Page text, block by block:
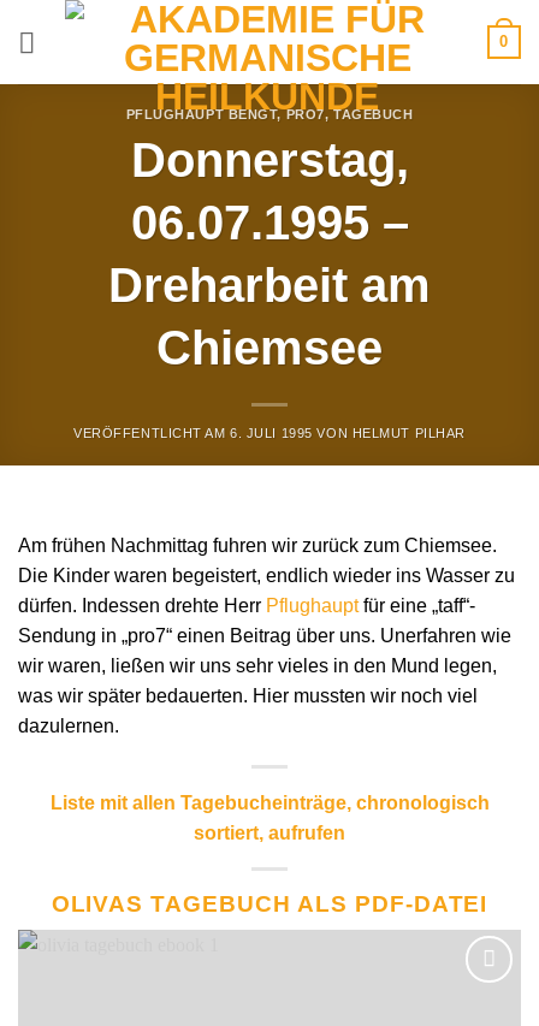
0
PFLUGHAUPT BENGT,PRO7,TAGEBUCH
Donnerstag,
06.07.1995 –
Dreharbeit am
Chiemsee
VERÖFFENTLICHT AM6. JULI 1995 VON HELMUT PILHAR
Am frühen Nachmittag fuhren wir zurück zum Chiemsee.
Die Kinder waren begeistert, endlich wieder ins Wasser zu
dürfen. Indessen drehte Herr Pflughauptfür eine „taff“-
Sendung in „pro7“ einen Beitrag über uns. Unerfahren wie
wir waren, ließen wir uns sehr vieles in den Mund legen,
was wir später bedauerten. Hier mussten wir noch viel
dazulernen.
Liste mit allen Tagebucheinträge, chronologisch
sortiert, aufrufen
OLIVAS TAGEBUCH ALS PDF-DATEI